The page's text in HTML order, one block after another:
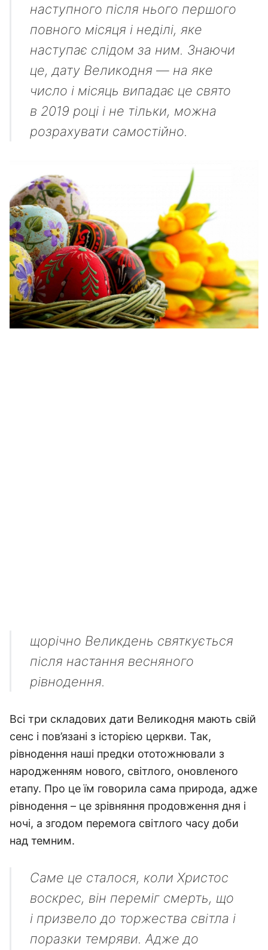
наступного після нього першого
повного місяця і неділі, яке
наступає слідом за ним. Знаючи
це, дату Великодня — на яке
число і місяць випадає це свято
в 2019 році і не тільки, можна
розрахувати самостійно.
щорічно Великдень святкується
після настання весняного
рівнодення.
Всі три складових дати Великодня мають свій
сенс і пов’язані з історією церкви. Так,
рівнодення наші предки ототожнювали з
народженням нового, світлого, оновленого
етапу. Про це їм говорила сама природа, адже
рівнодення – це зрівняння продовження дня і
ночі, а згодом перемога світлого часу доби
над темним.
Саме це сталося, коли Христос
воскрес, він переміг смерть, що
і призвело до торжества світла і
поразки темряви. Адже до